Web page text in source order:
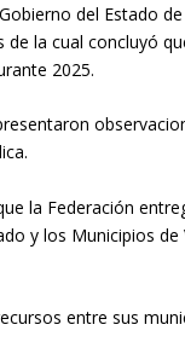
del Estado
la cual concluyó
2025.
la Federación
y los Municipios
entre sus